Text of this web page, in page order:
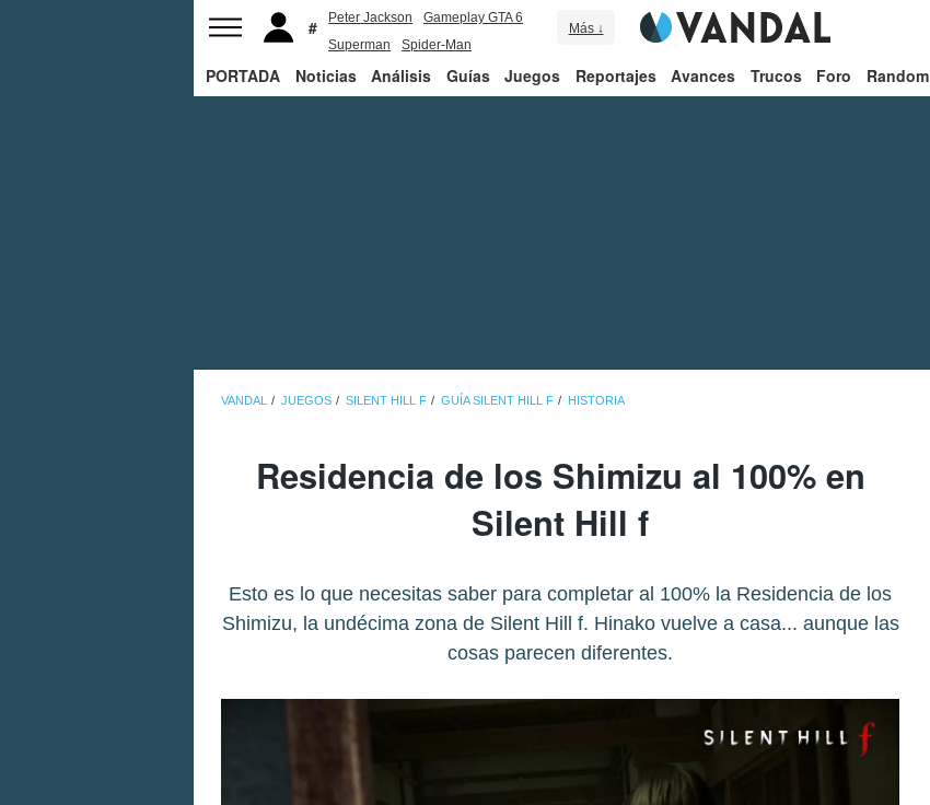
Peter Jackson
Gameplay GTA 6
Superman
Spider-Man
Más ↓
PORTADA Noticias Análisis Guías Juegos Reportajes Avances Trucos Foro Random
VANDAL JUEGOS SILENT HILL F GUÍA SILENT HILL F HISTORIA
Residencia de los Shimizu al 100% en
Silent Hill f
Esto es lo que necesitas saber para completar al 100% la Residencia de los
Shimizu, la undécima zona de Silent Hill f. Hinako vuelve a casa... aunque las
cosas parecen diferentes.